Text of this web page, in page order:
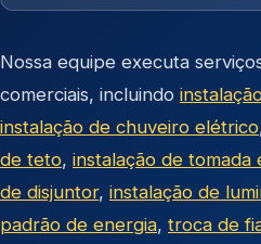
Nossa equipe executa
comerciais, incluindo
instalação de chuveiro elétrico
de teto, instalação de
de disjuntor, instalação de
padrão de energia, troca de